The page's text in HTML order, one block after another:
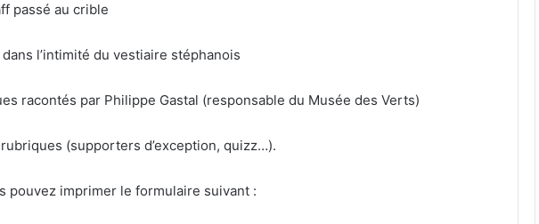
passé au crible
l’intimité du vestiaire stéphanois
racontés par Philippe Gastal (responsable du Musée des Verts)
(supporters d’exception, quizz…).
pouvez imprimer le formulaire suivant :